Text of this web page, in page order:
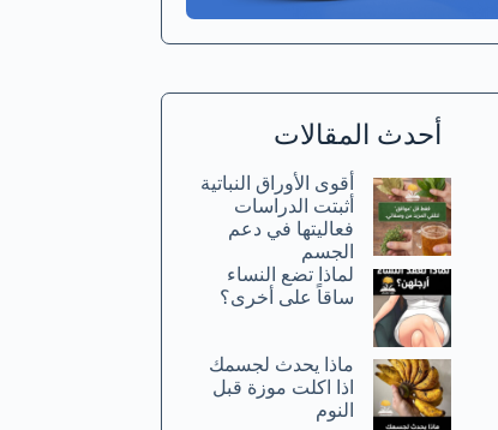
أحدث المقالات
أقوى الأوراق النباتية
أثبتت الدراسات
فعاليتها في دعم
الجسم
لماذا تضع النساء
ساقاً على أخرى؟
ماذا يحدث لجسمك
اذا اكلت موزة قبل
النوم